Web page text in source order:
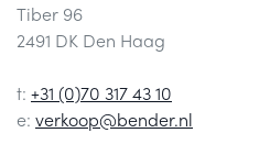
Tiber 96
2491 DK Den Haag
t: +31 (0)70 317 43 10
e: verkoop@bender.nl